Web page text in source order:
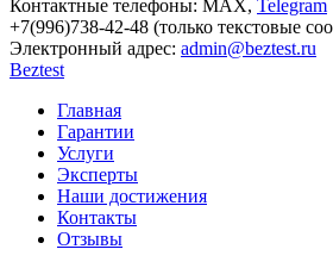
Контактные телефоны: МАХ, Telegram
+7(996)738-42-48 (только текстовые
Электронный адрес: admin@beztest.ru
Beztest
Главная
Гарантии
Услуги
Эксперты
Наши достижения
Контакты
Отзывы